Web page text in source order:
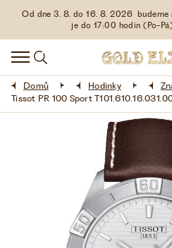
Od dne 3. 8. do 16. 8. 2026 budeme
je do 17:00 hodin (Po-
HODINKY
DOPLŇKY
ŠPERKY
LIMITOVANÉ EDICE
Domů Hodinky
Tissot PR 100 Sport